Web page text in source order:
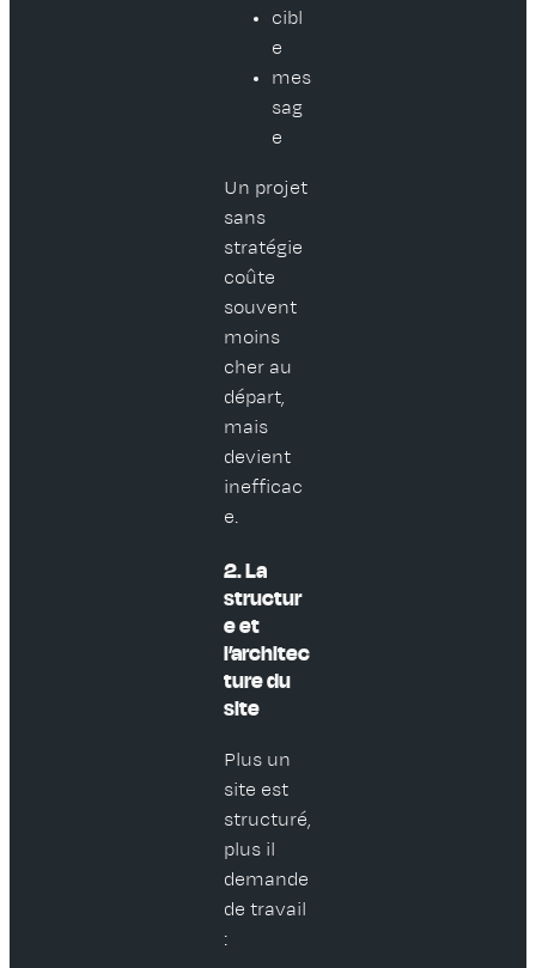
cibl
e
mes
sag
e
Un projet
sans
stratégie
coûte
souvent
moins
cher au
départ,
mais
devient
inefficac
e.
2. La
structur
e et
l’architec
ture du
site
Plus un
site est
structuré,
plus il
demande
de travail
: